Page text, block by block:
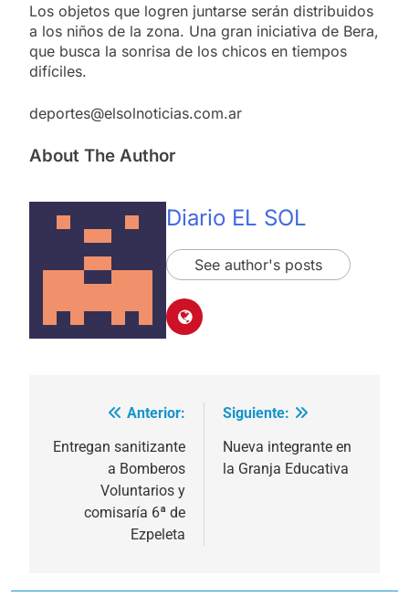
Los objetos que logren juntarse serán distribuidos
a los niños de la zona. Una gran iniciativa de Bera,
que busca la sonrisa de los chicos en tiempos
difíciles.
deportes@elsolnoticias.com.ar
About The Author
Diario EL SOL
See author's posts
Navegación
de
entradas
Anterior:
Entregan sanitizante
a Bomberos
Voluntarios y
comisaría 6ª de
Ezpeleta
Siguiente:
Nueva integrante en
la Granja Educativa